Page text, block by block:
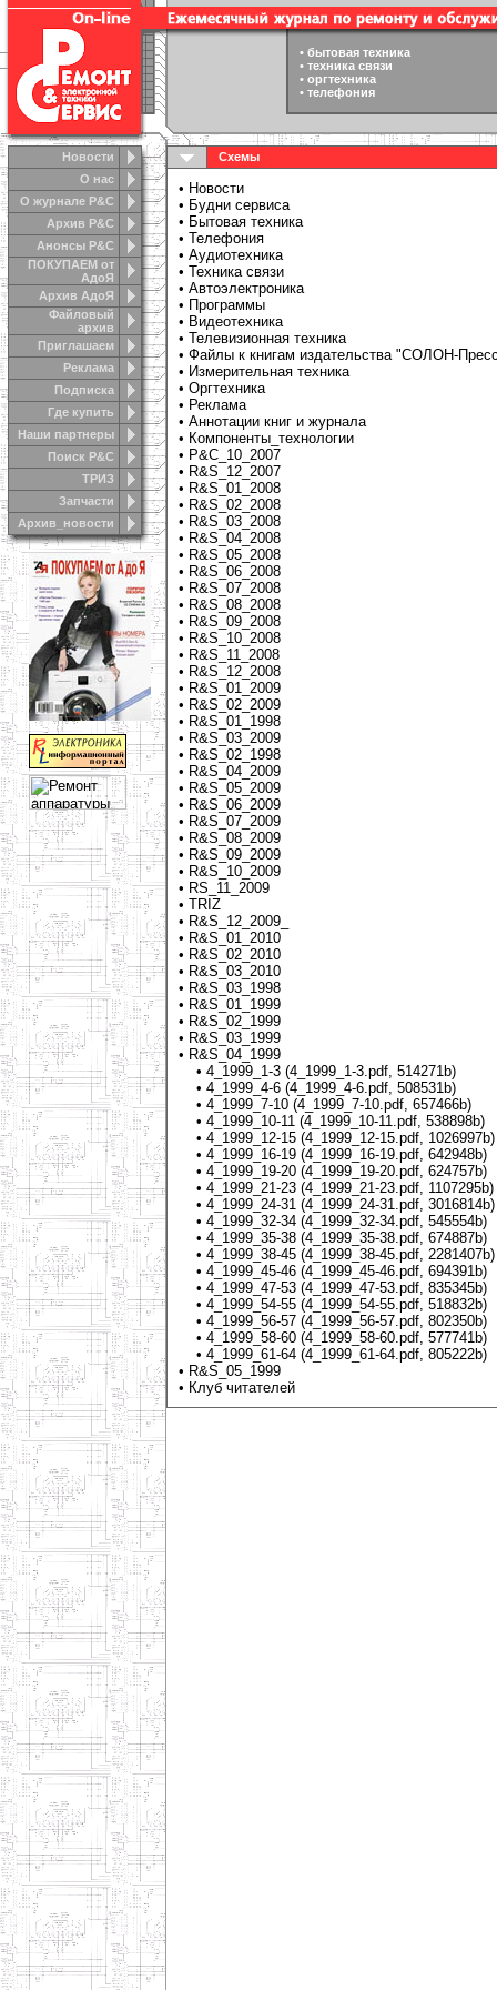
Новости
О нас
О журнале Р&С
Архив Р&С
Анонсы Р&C
ПОКУПАЕМ от
АдоЯ
Архив АдоЯ
Файловый
архив
Приглашаем
Реклама
Подписка
Где купить
Наши партнеры
Поиск Р&С
ТРИЗ
Запчасти
Архив_новости
• бытовая техника
• техника связи
• оргтехника
• телефония
Схемы
• Новости
• Будни сервиса
• Бытовая техника
• Телефония
• Аудиотехника
• Техника связи
• Автоэлектроника
• Программы
• Видеотехника
• Телевизионная техника
• Файлы к книгам издательства "СОЛОН-
• Измерительная техника
• Оргтехника
• Реклама
• Аннотации книг и журнала
• Компоненты_технологии
• Р&C_10_2007
• R&S_12_2007
• R&S_01_2008
• R&S_02_2008
• R&S_03_2008
• R&S_04_2008
• R&S_05_2008
• R&S_06_2008
• R&S_07_2008
• R&S_08_2008
• R&S_09_2008
• R&S_10_2008
• R&S_11_2008
• R&S_12_2008
• R&S_01_2009
• R&S_02_2009
• R&S_01_1998
• R&S_03_2009
• R&S_02_1998
• R&S_04_2009
• R&S_05_2009
• R&S_06_2009
• R&S_07_2009
• R&S_08_2009
• R&S_09_2009
• R&S_10_2009
• RS_11_2009
• TRIZ
• R&S_12_2009_
• R&S_01_2010
• R&S_02_2010
• R&S_03_2010
• R&S_03_1998
• R&S_01_1999
• R&S_02_1999
• R&S_03_1999
• R&S_04_1999
• 4_1999_1-3 (4_1999_1-3.pdf, 514271b)
• 4_1999_4-6 (4_1999_4-6.pdf, 508531b)
• 4_1999_7-10 (4_1999_7-10.pdf, 657466b)
• 4_1999_10-11 (4_1999_10-11.pdf, 538898b)
• 4_1999_12-15 (4_1999_12-15.pdf, 1026997b)
• 4_1999_16-19 (4_1999_16-19.pdf, 642948b)
• 4_1999_19-20 (4_1999_19-20.pdf, 624757b)
• 4_1999_21-23 (4_1999_21-23.pdf, 1107295b)
• 4_1999_24-31 (4_1999_24-31.pdf, 3016814b)
• 4_1999_32-34 (4_1999_32-34.pdf, 545554b)
• 4_1999_35-38 (4_1999_35-38.pdf, 674887b)
• 4_1999_38-45 (4_1999_38-45.pdf, 2281407b)
• 4_1999_45-46 (4_1999_45-46.pdf, 694391b)
• 4_1999_47-53 (4_1999_47-53.pdf, 835345b)
• 4_1999_54-55 (4_1999_54-55.pdf, 518832b)
• 4_1999_56-57 (4_1999_56-57.pdf, 802350b)
• 4_1999_58-60 (4_1999_58-60.pdf, 577741b)
• 4_1999_61-64 (4_1999_61-64.pdf, 805222b)
• R&S_05_1999
• Клуб читателей